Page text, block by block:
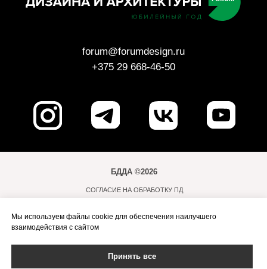
ПРАВИЛА ПОСЕЩЕНИЯ МЕРОПРИЯТИЙ
СОГЛАСИЕ НА ОБРАБОТКУ ПД
БДДА ©2026
Мы используем файлы cookie для обеспечения наилучшего
взаимодействия с сайтом
Принять все